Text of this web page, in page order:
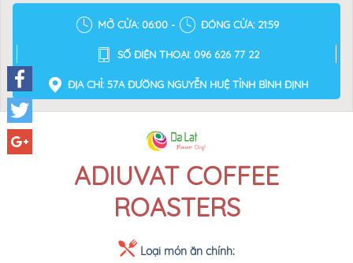
MỞ CỬA: 06:00 - ĐÓNG CỬA: 21:59
SỐ ĐIỆN THOẠI: 096 626 77 22
ĐỊA CHỈ: 57A ĐƯỜNG NGUYỄN HUỆ TỈNH BÌNH ĐỊNH
ADIUVAT COFFEE
ROASTERS
Loại món ăn chính:
Facebook
Twitter